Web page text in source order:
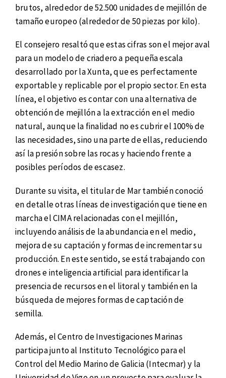
brutos, alrededor de 52.500 unidades de mejillón de
tamaño europeo (alrededor de 50 piezas por kilo).
El consejero resaltó que estas cifras son el mejor aval
para un modelo de criadero a pequeña escala
desarrollado por la Xunta, que es perfectamente
exportable y replicable por el propio sector. En esta
línea, el objetivo es contar con una alternativa de
obtención de mejillón a la extracción en el medio
natural, aunque la finalidad no es cubrir el 100% de
las necesidades, sino una parte de ellas, reduciendo
así la presión sobre las rocas y haciendo frente a
posibles períodos de escasez.
Durante su visita, el titular de Mar también conoció
en detalle otras líneas de investigación que tiene en
marcha el CIMA relacionadas con el mejillón,
incluyendo análisis de la abundancia en el medio,
mejora de su captación y formas de incrementar su
producción. En este sentido, se está trabajando con
drones e inteligencia artificial para identificar la
presencia de recursos en el litoral y también en la
búsqueda de mejores formas de captación de
semilla.
Además, el Centro de Investigaciones Marinas
participa junto al Instituto Tecnológico para el
Control del Medio Marino de Galicia (Intecmar) y la